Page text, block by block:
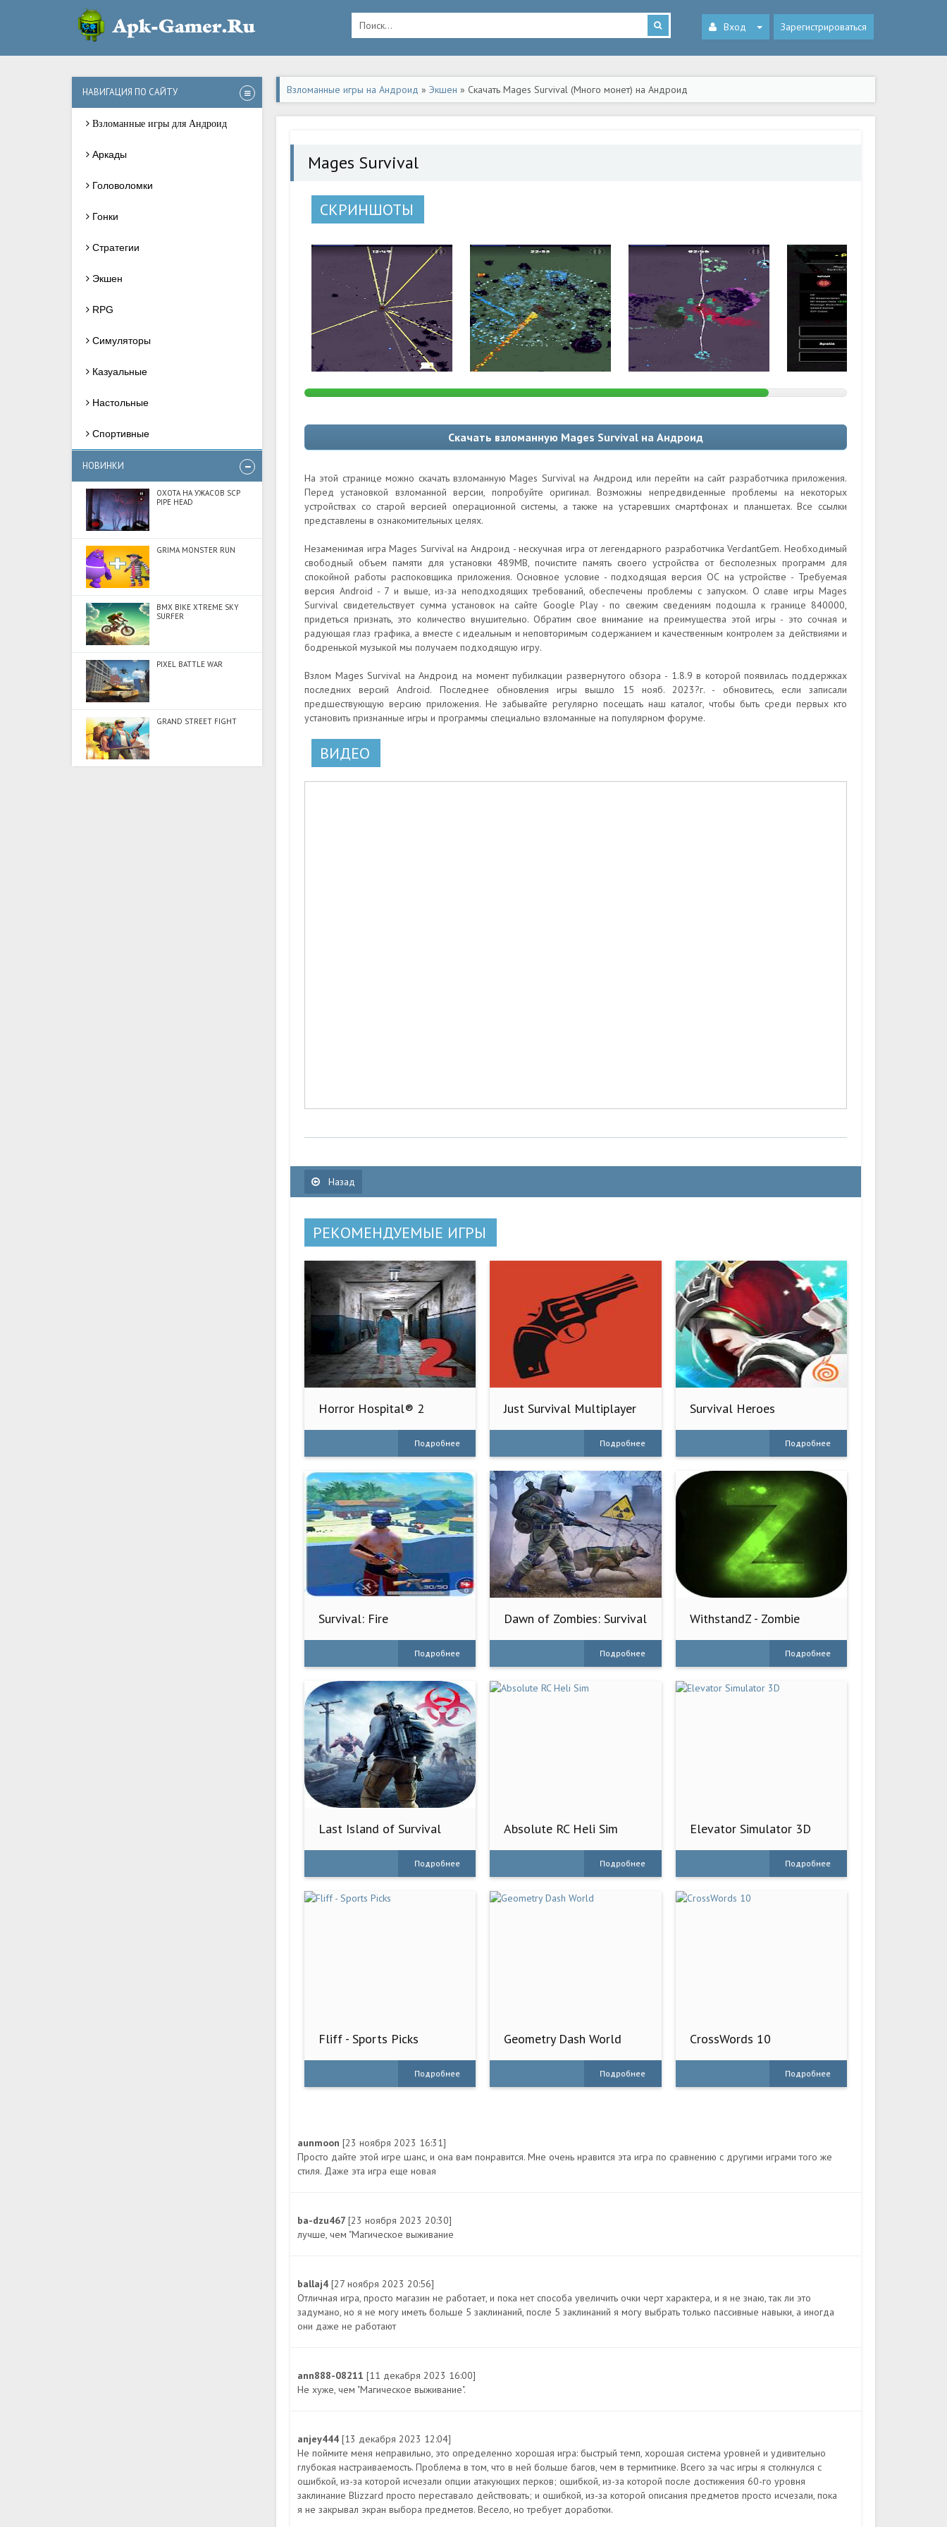
Вход Зарегистрироваться
НАВИГАЦИЯ ПО САЙТУ
Взломанные игры для Андроид
Аркады
Головоломки
Гонки
Стратегии
Экшен
RPG
Симуляторы
Казуальные
Настольные
Спортивные
НОВИНКИ
ОХОТА НА УЖАСОВ SCP
PIPE HEAD
GRIMA MONSTER RUN
BMX BIKE XTREME SKY
SURFER
PIXEL BATTLE WAR
GRAND STREET FIGHT
Взломанные игры на Андроид » Экшен » Скачать Mages Survival (Много монет) на Андроид
Mages Survival
СКРИНШОТЫ
Скачать взломанную Mages Survival на Андроид
На этой странице можно скачать взломанную Mages Survival на Андроид или перейти на сайт разработчика приложения.
Перед установкой взломанной версии, попробуйте оригинал. Возможны непредвиденные проблемы на некоторых
устройствах со старой версией операционной системы, а также на устаревших смартфонах и планшетах. Все ссылки
представлены в ознакомительных целях.
Незаменимая игра Mages Survival на Андроид - нескучная игра от легендарного разработчика VerdantGem. Необходимый
свободный объем памяти для установки 489MB, почистите память своего устройства от бесполезных программ для
спокойной работы распоковщика приложения. Основное условие - подходящая версия ОС на устройстве - Требуемая
версия Android - 7 и выше, из-за неподходящих требований, обеспечены проблемы с запуском. О славе игры Mages
Survival свидетельствует сумма установок на сайте Google Play - по свежим сведениям подошла к границе 840000,
придеться признать, это количество внушительно. Обратим свое внимание на преимущества этой игры - это сочная и
радующая глаз графика, а вместе с идеальным и неповторимым содержанием и качественным контролем за действиями и
бодренькой музыкой мы получаем подходящую игру.
Взлом Mages Survival на Андроид на момент пубилкации развернутого обзора - 1.8.9 в которой появилась поддержках
последних версий Android. Последнее обновления игры вышло 15 нояб. 2023?г. - обновитесь, если записали
предшествующую версию приложения. Не забывайте регулярно посещать наш каталог, чтобы быть среди первых кто
установить признанные игры и программы специально взломанные на популярном форуме.
ВИДЕО
Назад
РЕКОМЕНДУЕМЫЕ ИГРЫ
Horror Hospital® 2
Подробнее
Just Survival Multiplayer
Подробнее
Survival Heroes
Подробнее
Survival: Fire
Подробнее
Dawn of Zombies: Survival
Подробнее
WithstandZ - Zombie
Подробнее
Last Island of Survival
Подробнее
Absolute RC Heli Sim
Подробнее
Elevator Simulator 3D
Подробнее
Fliff - Sports Picks
Подробнее
Geometry Dash World
Подробнее
CrossWords 10
Подробнее
aunmoon [23 ноября 2023 16:31]
Просто дайте этой игре шанс, и она вам понравится. Мне очень нравится эта игра по сравнению с другими играми того же
стиля. Даже эта игра еще новая
ba-dzu467 [23 ноября 2023 20:30]
лучше, чем "Магическое выживание
ballaj4 [27 ноября 2023 20:56]
Отличная игра, просто магазин не работает, и пока нет способа увеличить очки черт характера, и я не знаю, так ли это
задумано, но я не могу иметь больше 5 заклинаний, после 5 заклинаний я могу выбрать только пассивные навыки, а иногда
они даже не работают
ann888-08211 [11 декабря 2023 16:00]
Не хуже, чем "Магическое выживание".
anjey444 [13 декабря 2023 12:04]
Не поймите меня неправильно, это определенно хорошая игра: быстрый темп, хорошая система уровней и удивительно
глубокая настраиваемость. Проблема в том, что в ней больше багов, чем в термитнике. Всего за час игры я столкнулся с
ошибкой, из-за которой исчезали опции атакующих перков; ошибкой, из-за которой после достижения 60-го уровня
заклинание Blizzard просто переставало действовать; и ошибкой, из-за которой описания предметов просто исчезали, пока
я не закрывал экран выбора предметов. Весело, но требует доработки.